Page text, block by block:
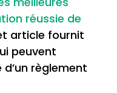
réussie de
article fournit
peuvent
règlement